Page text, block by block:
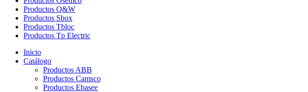
Productos Q&W
Productos Sbox
Productos Tbloc
Productos Tp Electric
Inicio
Catálogo
Productos ABB
Productos Camsco
Productos Ebasee